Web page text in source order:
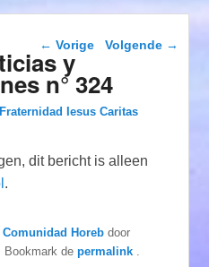
Berichtnavigatie
← Vorige Volgende →
y
n° 324
Fraternidad Iesus Caritas
dit bericht is alleen
.
Comunidad Horeb door
. Bookmark depermalink